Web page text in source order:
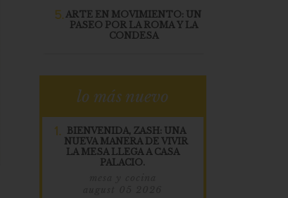
5. ARTE EN MOVIMIENTO: UN
PASEO POR LA ROMA Y LA
CONDESA
lo más nuevo
1.
BIENVENIDA, ZASH: UNA
NUEVA MANERA DE VIVIR
LA MESA LLEGA A CASA
PALACIO.